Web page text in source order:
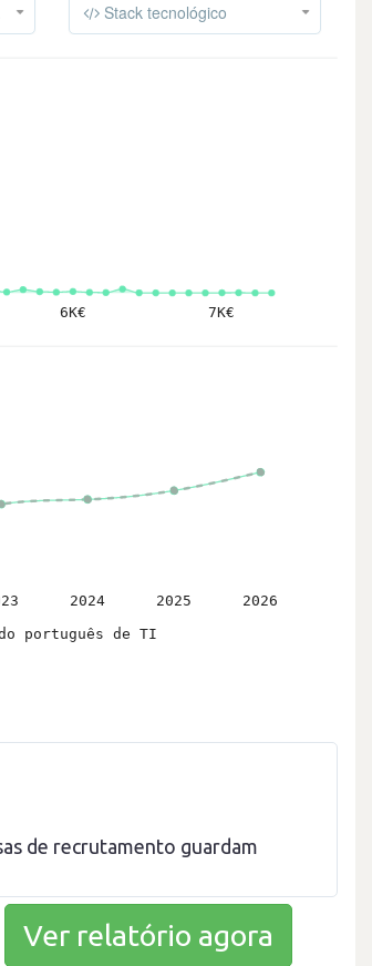
Stack tecnológico
de recrutamento guardam
Ver relatório agora